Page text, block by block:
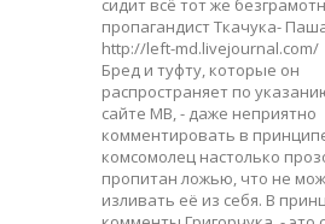
сидит всё тот же
пропагандист Ткачука-
http://left-md.livejournal.com/
Бред и туфту, которые он
распространяет по
сайте МВ, - даже неприятно
комментировать в
комсомолец настолько
пропитан ложью, что не
изливать её из себя. В